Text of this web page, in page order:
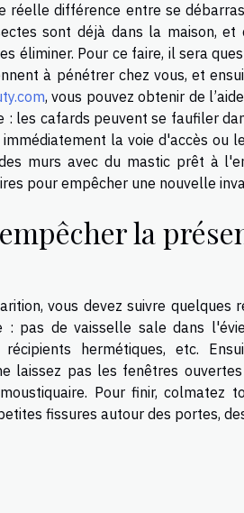
réelle différence entre se
sont déjà dans la maison,
éliminer. Pour ce faire, il sera
à pénétrer chez vous, et
, vous pouvez obtenir de
: les cafards peuvent se faufiler
la voie d'accès ou
murs avec du mastic prêt à
pour empêcher une nouvelle
la
vous devez suivre quelques
: pas de vaisselle sale dans
hermétiques, etc.
laissez pas les fenêtres
Pour finir,
fissures autour des portes,